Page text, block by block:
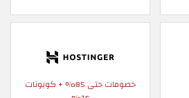
خصومات حتى 85% + كوبونات